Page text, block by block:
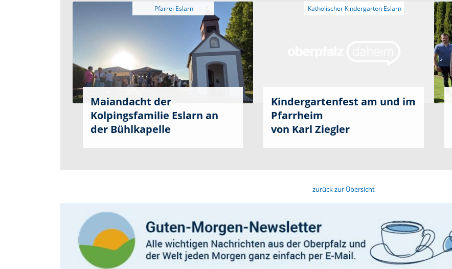
Maiandacht der
Kolpingsfamilie Eslarn an
der Bühlkapelle
Katholischer Kindergarten Eslarn
Kindergartenfest am und im
Pfarrheim
von Karl Ziegler
zurück zur Übersicht